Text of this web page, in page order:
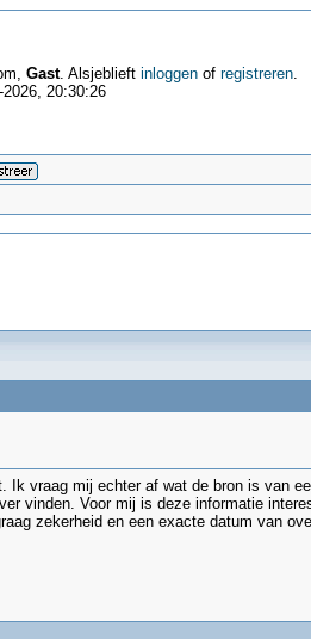
Gast. Alsjeblieft inloggenof registreren.
2026, 20:30:26
vraag mij echter af wat de bron is van
vinden. Voor mij is deze informatie
zekerheid en een exacte datum van